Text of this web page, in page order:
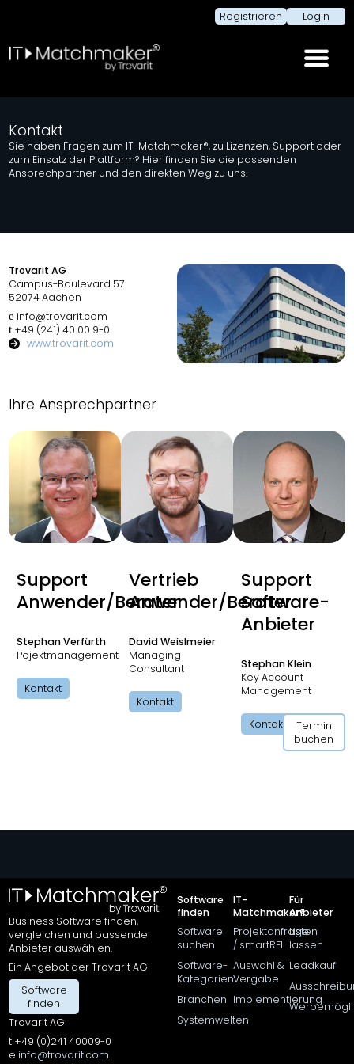
Registrieren Login
Kontakt
Sie haben Fragen zum IT-Matchmaker®, zu Lizenzen, Support oder
zum Einsatz der Plattform? Hier finden Sie die passenden
Ansprechpartner und den direkten Weg zu uns.
Trovarit AG
Campus-Boulevard 57
52074 Aachen
e info@trovarit.com
t +49 (241) 40 00 9-0
www.trovarit.com
Ihre Ansprechpartner
Support
Anwender/Berater
Stephan Verfürth
Pojektmanagement
Kontakt
Vertrieb
Anwender/Berater
David Weislmeier
Managing
Consultant
Kontakt
Support
Software-
Anbieter
Stephan Klein
Key Account
Management
Kontakt
Termin
buchen
Business Software finden,
vergleichen und passende
Anbieter auswählen.
Ein Angebot der Trovarit AG
Software
finden
Trovarit AG
t +49 (0)241 40009-0
e info@trovarit.com
Software
finden
Software
suchen
Software-
Kategorien
Branchen
Systemwelten
IT-
Matchmaker®
Projektanfrage
/ smartRFI
Auswahl &
Vergabe
Implementierung
Für
Anbieter
Listen
lassen
Leadkauf